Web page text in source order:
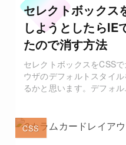
セレクトボックス
しようとしたらIE
たので消す方法
セレクトボックスをCSS
ウザのデフォルトスタイ
るかと思います。デフォ
CSS